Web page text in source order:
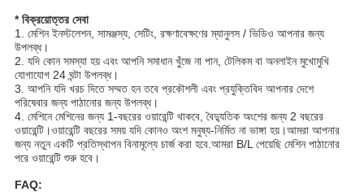
* বিক্রয়োত্তর সেবা
1. মেশিন ইনস্টলেশন, সামঞ্জস্য, সেটিং, রক্ষণাবেক্ষণের ম্যানুলস / ভিডিও আপনার জন্য
উপলব্ধ।
2. যদি কোন সমস্যা হয় এবং আপনি সমাধান খুঁজে না পান, টেলিকম বা অনলাইন মুখোমুখি
যোগাযোগ 24 ঘন্টা উপলব্ধ।
3. আপনি যদি খরচ দিতে সম্মত হন তবে প্রকৌশলী এবং প্রযুক্তিবিদ আপনার দেশে
পরিষেবার জন্য পাঠানোর জন্য উপলব্ধ।
4. মেশিনে মেশিনের জন্য 1-বছরের ওয়ারেন্টি থাকবে, বৈদ্যুতিক অংশের জন্য 2 বছরের
ওয়ারেন্টি।ওয়ারেন্টি বছরের সময় যদি কোনও অংশ মনুষ্য-নির্মিত না ভাঙ্গা হয়।আমরা আপনার
জন্য নতুন একটি প্রতিস্থাপন বিনামূল্যে চার্জ করা হবে.আমরা B/L পেয়েছি মেশিন পাঠানোর
পরে ওয়ারেন্টি শুরু হবে।
FAQ: